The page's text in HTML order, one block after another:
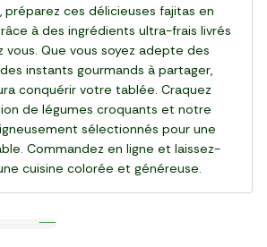
préparez ces délicieuses fajitas en
à des ingrédients ultra-frais livrés
Que vous soyez adepte des
instants gourmands à partager,
conquérir votre tablée. Craquez
de légumes croquants et notre
sélectionnés pour une
Commandez en ligne et laissez-
cuisine colorée et généreuse.